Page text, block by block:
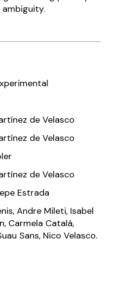
de Velasco
de Velasco
de Velasco
Estrada
Andre Mileti, Isabel
Carmela Catalá,
Sans, Nico Velasco.